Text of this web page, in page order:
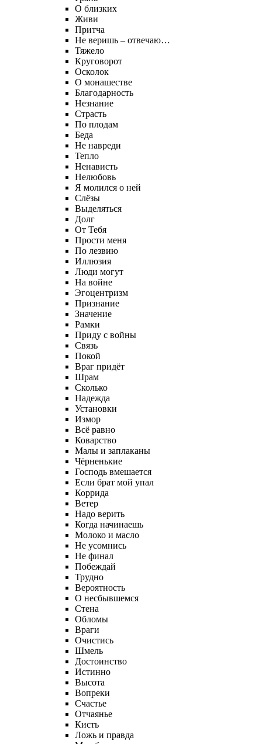
О близких
Живи
Притча
Не веришь – отвечаю…
Тяжело
Круговорот
Осколок
О монашестве
Благодарность
Незнание
Страсть
По плодам
Беда
Не навреди
Тепло
Ненависть
Нелюбовь
Я молился о ней
Слёзы
Выделяться
Долг
От Тебя
Прости меня
По лезвию
Иллюзия
Люди могут
На войне
Эгоцентризм
Признание
Значение
Рамки
Приду с войны
Связь
Покой
Враг придёт
Шрам
Сколько
Надежда
Установки
Измор
Всё равно
Коварство
Малы и заплаканы
Чёрненькие
Господь вмешается
Если брат мой упал
Коррида
Ветер
Надо верить
Когда начинаешь
Молоко и масло
Не усомнись
Не финал
Побеждай
Трудно
Вероятность
О несбывшемся
Стена
Обломы
Враги
Очистись
Шмель
Достоинство
Истинно
Высота
Вопреки
Счастье
Отчаянье
Кисть
Ложь и правда